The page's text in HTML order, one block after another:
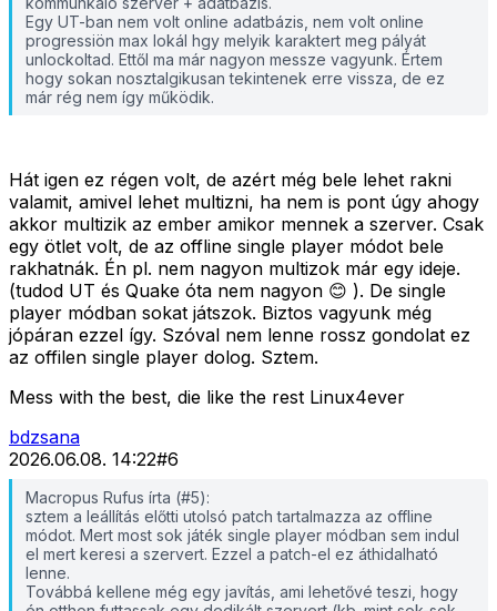
Egy UT-ban nem volt online adatbázis, nem volt online
progressiön max lokál hgy melyik karaktert meg pályát
unlockoltad. Ettől ma már nagyon messze vagyunk. Értem
hogy sokan nosztalgikusan tekintenek erre vissza, de ez
már rég nem így működik.
Hát igen ez régen volt, de azért még bele lehet rakni
valamit, amivel lehet multizni, ha nem is pont úgy ahogy
akkor multizik az ember amikor mennek a szerver. Csak
egy ötlet volt, de az offline single player módot bele
rakhatnák. Én pl. nem nagyon multizok már egy ideje.
(tudod UT és Quake óta nem nagyon 😊 ). De single
player módban sokat játszok. Biztos vagyunk még
jópáran ezzel így. Szóval nem lenne rossz gondolat ez
az offilen single player dolog. Sztem.
Mess with the best, die like the rest Linux4ever
bdzsana
2026.06.08. 14:22#6
Macropus Rufus írta (#5):
sztem a leállítás előtti utolsó patch tartalmazza az offline
módot. Mert most sok játék single player módban sem indul
el mert keresi a szervert. Ezzel a patch-el ez áthidalható
lenne.
Továbbá kellene még egy javítás, ami lehetővé teszi, hogy